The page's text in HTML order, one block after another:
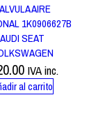
AIRE
1K0906627B
AUDI SEAT
IVA inc.
al carrito